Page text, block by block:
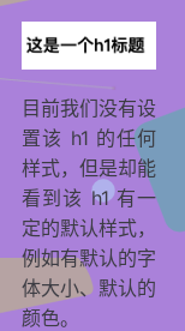
目前我们没有设
置该 h1 的任何
样式，但是却能
看到该 h1 有一
定的默认样式，
例如有默认的字
体大小、默认的
颜色。